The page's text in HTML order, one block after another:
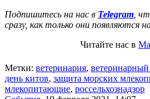
Подпишитесь на нас в Telegram ,
сразу, как только они появляются
Читайте нас в
Метки: ветеринария, ветеринарный
день китов, защита морских
млекопитающие, россельхознадзор